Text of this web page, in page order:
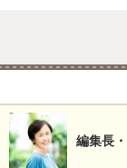
編集長